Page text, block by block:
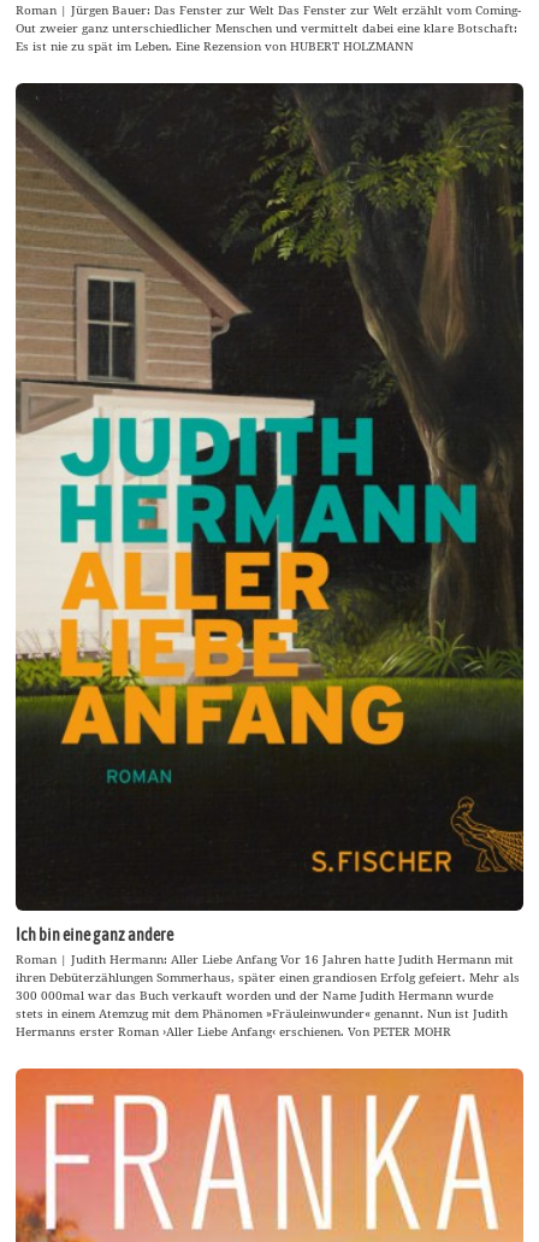
Roman | Jürgen Bauer: Das Fenster zur Welt Das Fenster zur Welt erzählt vom Coming-
Out zweier ganz unterschiedlicher Menschen und vermittelt dabei eine klare Botschaft:
Es ist nie zu spät im Leben. Eine Rezension von HUBERT HOLZMANN
Ich bin eine ganz andere
Roman | Judith Hermann: Aller Liebe Anfang Vor 16 Jahren hatte Judith Hermann mit
ihren Debüterzählungen Sommerhaus, später einen grandiosen Erfolg gefeiert. Mehr als
300 000mal war das Buch verkauft worden und der Name Judith Hermann wurde
stets in einem Atemzug mit dem Phänomen »Fräuleinwunder« genannt. Nun ist Judith
Hermanns erster Roman ›Aller Liebe Anfang‹ erschienen. Von PETER MOHR